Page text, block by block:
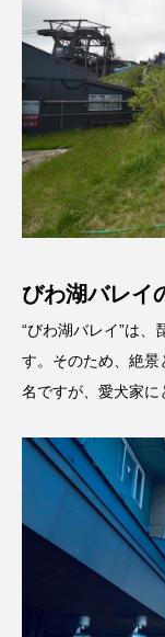
びわ湖バレイ
“びわ湖バレイ”は、
す。そのため、絶
名ですが、愛犬家に